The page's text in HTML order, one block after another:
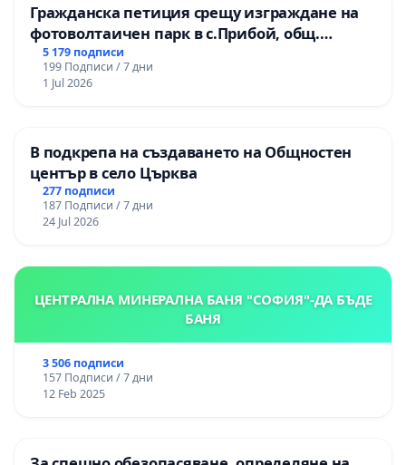
Гражданска петиция срещу изграждане на
фотоволтаичен парк в с.Прибой, общ.
Радомир
5 179 подписи
199 Подписи / 7 дни
1 Jul 2026
В подкрепа на създаването на Общностен
център в село Църква
277 подписи
187 Подписи / 7 дни
24 Jul 2026
ЦЕНТРАЛНА МИНЕРАЛНА БАНЯ "СОФИЯ"-ДА БЪДЕ
БАНЯ
3 506 подписи
157 Подписи / 7 дни
12 Feb 2025